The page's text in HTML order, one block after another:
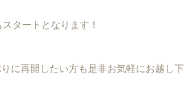
タートとなります！
に再開したい方も是非お気軽にお越し